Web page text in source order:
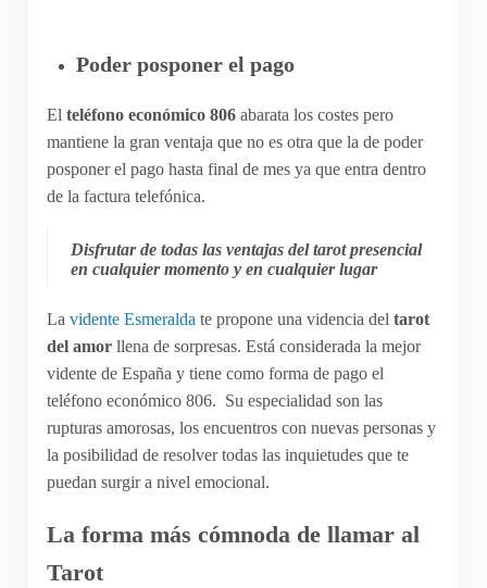
Poder posponer el pago
El teléfono económico 806 abarata los costes pero
mantiene la gran ventaja que no es otra que la de poder
posponer el pago hasta final de mes ya que entra dentro
de la factura telefónica.
Disfrutar de todas las ventajas del tarot presencial
en cualquier momento y en cualquier lugar
La vidente Esmeralda te propone una videncia del tarot
del amor llena de sorpresas. Está considerada la mejor
vidente de España y tiene como forma de pago el
teléfono económico 806. Su especialidad son las
rupturas amorosas, los encuentros con nuevas personas y
la posibilidad de resolver todas las inquietudes que te
puedan surgir a nivel emocional.
La forma más cómnoda de llamar al
Tarot